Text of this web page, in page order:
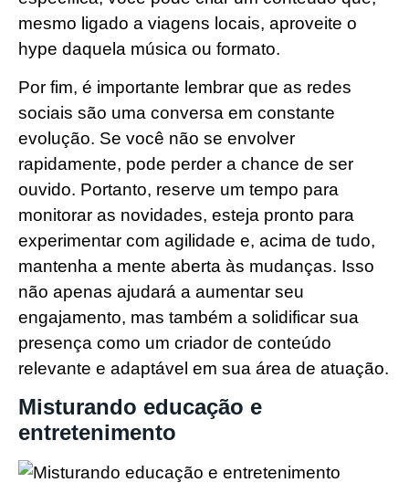
mesmo ligado a viagens locais, aproveite o
hype daquela música ou formato.
Por fim, é importante lembrar que as redes
sociais são uma conversa em constante
evolução. Se você não se envolver
rapidamente, pode perder a chance de ser
ouvido. Portanto, reserve um tempo para
monitorar as novidades, esteja pronto para
experimentar com agilidade e, acima de tudo,
mantenha a mente aberta às mudanças. Isso
não apenas ajudará a aumentar seu
engajamento, mas também a solidificar sua
presença como um criador de conteúdo
relevante e adaptável em sua área de atuação.
Misturando educação e
entretenimento